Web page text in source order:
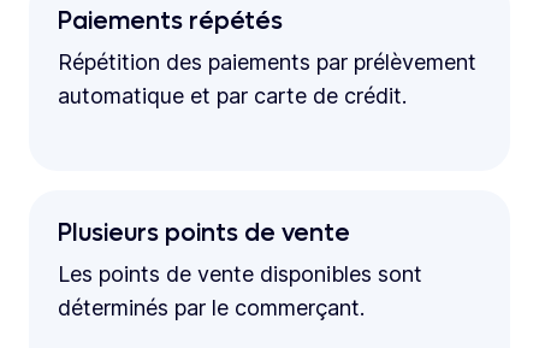
Paiements répétés
Répétition des paiements par prélèvement
automatique et par carte de crédit.
Plusieurs points de vente
Les points de vente disponibles sont
déterminés par le commerçant.